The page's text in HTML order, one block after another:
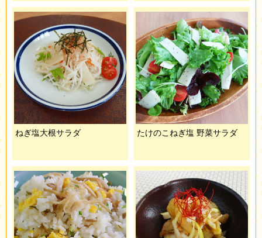
ねぎ塩大根サラダ たけのこねぎ塩 野菜サラダ